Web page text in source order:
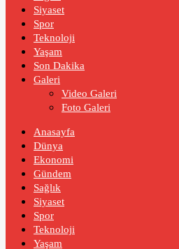
Siyaset
Spor
Teknoloji
Yaşam
Son Dakika
Galeri
Video Galeri
Foto Galeri
Anasayfa
Dünya
Ekonomi
Gündem
Sağlık
Siyaset
Spor
Teknoloji
Yaşam